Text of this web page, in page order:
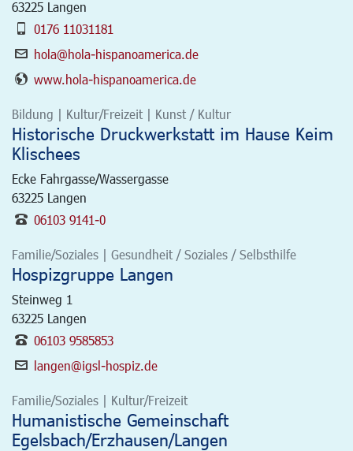
63225 Langen
0176 11031181
hola@hola-hispanoamerica.de
www.hola-hispanoamerica.de
Bildung | Kultur/Freizeit | Kunst / Kultur
Historische Druckwerkstatt im Hause Keim
Klischees
Ecke Fahrgasse/Wassergasse
63225 Langen
06103 9141-0
Familie/Soziales | Gesundheit / Soziales / Selbsthilfe
Hospizgruppe Langen
Steinweg 1
63225 Langen
06103 9585853
langen@igsl-hospiz.de
Familie/Soziales | Kultur/Freizeit
Humanistische Gemeinschaft
Egelsbach/Erzhausen/Langen